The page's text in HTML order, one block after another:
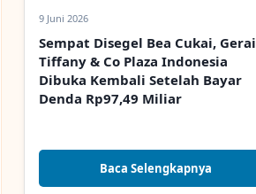
9 Juni 2026
Sempat Disegel Bea Cukai, Gerai
Tiffany & Co Plaza Indonesia
Dibuka Kembali Setelah Bayar
Denda Rp97,49 Miliar
Baca Selengkapnya